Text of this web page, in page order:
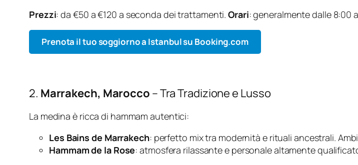
Prezzi: da €50 a €120 a seconda dei trattamenti.Orari: generalmente dalle 8:00
Prenota il tuo soggiorno a Istanbul su Booking.com
2. Marrakech, Marocco – Tra Tradizione e Lusso
La medina è ricca di hammam autentici:
Les Bains de Marrakech: perfetto mix tra modernità e rituali ancestrali.
Hammam de la Rose: atmosfera rilassante e personale altamente